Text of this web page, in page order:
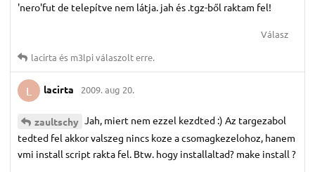
'nero'fut de telepítve nem látja. jah és .tgz-ből raktam fel!
Válasz
lacirta és m3lpiválaszolt erre.
L lacirta 2009. aug 20.
zaultschy Jah, miert nem ezzel kezdted :) Az targezabol
tedted fel akkor valszeg nincs koze a csomagkezelohoz, hanem
vmi install script rakta fel. Btw. hogy installaltad? make install ?